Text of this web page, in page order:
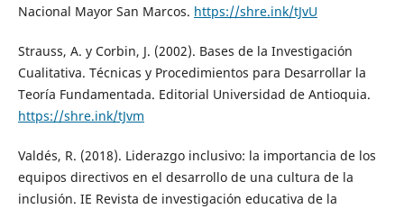
Nacional Mayor San Marcos. https://shre.ink/tJvU
Strauss, A. y Corbin, J. (2002). Bases de la Investigación
Cualitativa. Técnicas y Procedimientos para Desarrollar la
Teoría Fundamentada. Editorial Universidad de Antioquia.
https://shre.ink/tJvm
Valdés, R. (2018). Liderazgo inclusivo: la importancia de los
equipos directivos en el desarrollo de una cultura de la
inclusión. IE Revista de investigación educativa de la